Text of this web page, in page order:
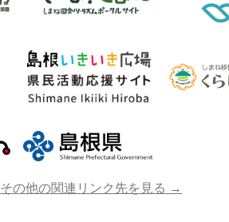
その他の関連リンク先を見る →